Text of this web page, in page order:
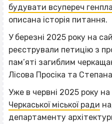
будувати всупереч
описана історія питання.
У березні 2025 року на
реєстрували петицію з
пам’яті загиблим
Лісова Просіка та
Уже в червні 2025 року
Черкаської міської ради
департаменту